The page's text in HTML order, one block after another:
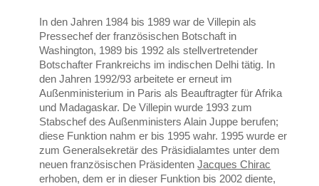
In den Jahren 1984 bis 1989 war de Villepin als
Pressechef der französischen Botschaft in
Washington, 1989 bis 1992 als stellvertretender
Botschafter Frankreichs im indischen Delhi tätig. In
den Jahren 1992/93 arbeitete er erneut im
Außenministerium in Paris als Beauftragter für Afrika
und Madagaskar. De Villepin wurde 1993 zum
Stabschef des Außenministers Alain Juppe berufen;
diese Funktion nahm er bis 1995 wahr. 1995 wurde er
zum Generalsekretär des Präsidialamtes unter dem
neuen französischen PräsidentenJacques Chirac
erhoben, dem er in dieser Funktion bis 2002 diente,